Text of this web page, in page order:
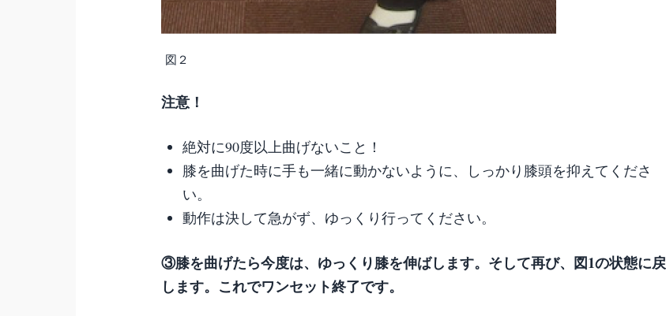
図２
注意！
絶対に90度以上曲げないこと！
膝を曲げた時に手も一緒に動かないように、しっかり膝頭を抑えてくださ
い。
動作は決して急がず、ゆっくり行ってください。
③膝を曲げたら今度は、ゆっくり膝を伸ばします。そして再び、図1の状態に戻
します。これでワンセット終了です。